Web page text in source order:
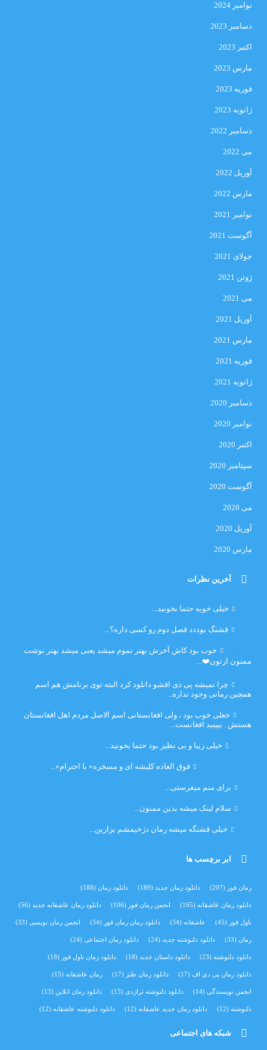
نوامبر 2024
دسامبر 2023
اکتبر 2023
مارس 2023
فوریه 2023
ژانویه 2023
دسامبر 2022
می 2022
آوریل 2022
مارس 2022
نوامبر 2021
آگوست 2021
جولای 2021
ژوئن 2021
می 2021
آوریل 2021
مارس 2021
فوریه 2021
ژانویه 2021
دسامبر 2020
نوامبر 2020
اکتبر 2020
سپتامبر 2020
آگوست 2020
می 2020
آوریل 2020
مارس 2020
آخرین نظرات
خیلی خوبه حتما بخونید...
قشنگ بوددد فصل دوم رو کسی داره؟...
خوب بود کاش آخرش بهتر تموم میشد یعنی میشد بهتر نوشت
ممنون ازتون❤️...
چرا نمیشه پی دی افشو دانلود کرد البته توی برنامش هم اسم
همچین رمانی وجود نداره...
خعلی خوب بود ، ولی افغانستانی اسم الاصل مردم اهل افغانستان
هستش . ببینید افغانست...
خیلی زیبا و بی نظیر بود حتما بخونید...
فوق العاده کلیشه ای و مسخره« با احترام»...
برای منم میفرستی...
سلام لینک میشه بدین ممنون...
خیلی قشنگه میشه رمان دژخیمشم بزارین...
ابر برچسب ها
رمان فور (207) دانلود رمان جدید (189) دانلود رمان(188)
دانلود رمان عاشقانه(165) انجمن رمان فور (106) دانلود رمان عاشقانه جدید (56)
ناول فور (45) عاشقانه(34) دانلود رمان رمان فور (34) انجمن رمان نویسی(33)
رمان(33) دانلود دلنوشته جدید (24) دانلود رمان اجتماعی‌(24)
دانلود دلنوشته(23) دانلود داستان جدید (18) دانلود رمان ناول فور (18)
دانلود رمان پی دی اف(17) دانلود رمان طنز (17) رمان عاشقانه(15)
انجمن نویسندگی(14) دانلود دلنوشته تراژدی‌ (13) دانلود رمان انلاین (13)
دلنوشته(12) دانلود رمان جدید عاشقانه(12) دانلود دلنوشته عاشقانه(12)
شبکه های اجتماعی